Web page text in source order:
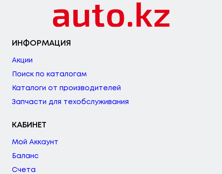
ИНФОРМАЦИЯ
Акции
Поиск по каталогам
Каталоги от производителей
Запчасти для техобслуживания
КАБИНЕТ
Мой Аккаунт
Баланс
Счета